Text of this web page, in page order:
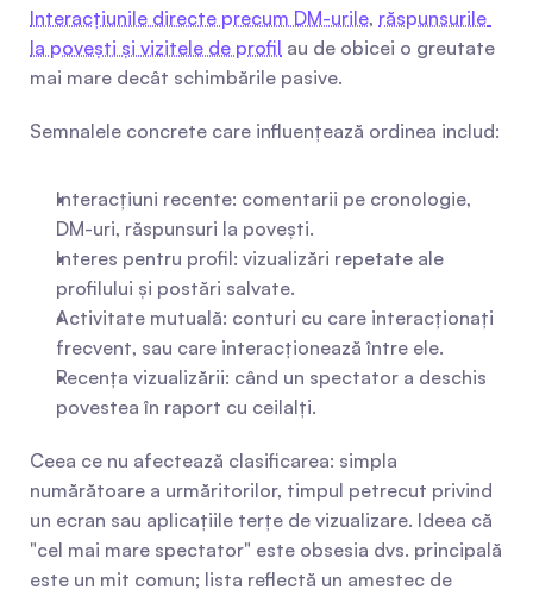
Interacțiunile directe precum DM-urile, răspunsurile
la povești și vizitele de profil au de obicei o greutate
mai mare decât schimbările pasive.
Semnalele concrete care influențează ordinea includ:
Interacțiuni recente: comentarii pe cronologie,
DM-uri, răspunsuri la povești.
Interes pentru profil: vizualizări repetate ale
profilului și postări salvate.
Activitate mutuală: conturi cu care interacționați
frecvent, sau care interacționează între ele.
Recența vizualizării: când un spectator a deschis
povestea în raport cu ceilalți.
Ceea ce nu afectează clasificarea: simpla
numărătoare a urmăritorilor, timpul petrecut privind
un ecran sau aplicațiile terțe de vizualizare. Ideea că
"cel mai mare spectator" este obsesia dvs. principală
este un mit comun; lista reflectă un amestec de